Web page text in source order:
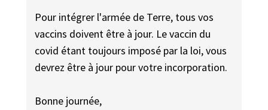
Pour intégrer l'armée de Terre, tous vos
vaccins doivent être à jour. Le vaccin du
covid étant toujours imposé par la loi, vous
devrez être à jour pour votre incorporation.
Bonne journée,